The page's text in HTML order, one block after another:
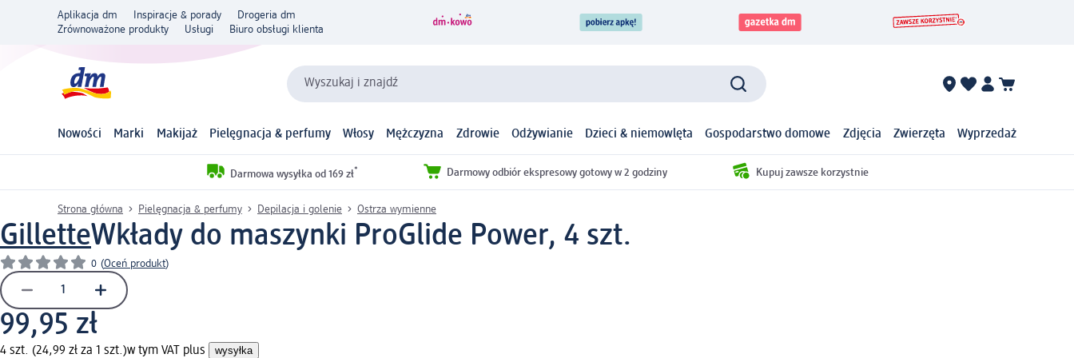
Aplikacja dm Inspiracje & porady
Drogeria dm
Zrównoważone produkty
Usługi Biuro obsługi klienta
Wyszukaj i znajdź
Nowości Marki Makijaż Pielęgnacja & perfumy Włosy Mężczyzna Zdrowie Odżywianie Dzieci & niemowlęta Gospodarstwo domowe Zdjęcia Zwierzęta Wyprzedaż
Darmowa wysyłka od 169 zł* Darmowy odbiór ekspresowy gotowy w 2 godziny Kupuj zawsze korzystnie
Strona główna Pielęgnacja & perfumy Depilacja i golenie Ostrza wymienne
GilletteWkłady do maszynki ProGlide Power, 4 szt.
0 (Oceń produkt)
99,95 zł
4 szt. (24,99 zł za 1 szt.)w tym VAT plus wysyłka